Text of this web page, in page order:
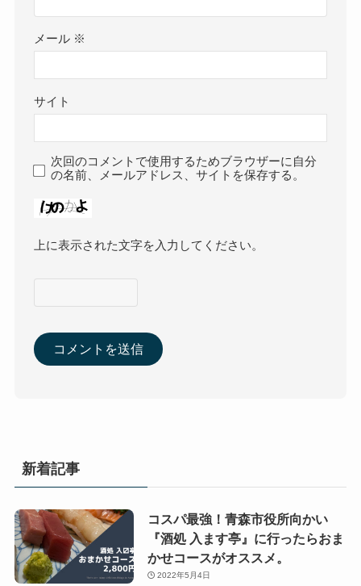
メール ※
サイト
次回のコメントで使用するためブラウザーに自分
の名前、メールアドレス、サイトを保存する。
上に表示された文字を入力してください。
新着記事
コスパ最強！青森市役所向かい
『酒処 入ます亭』に行ったらおま
かせコースがオススメ。
2022年5月4日